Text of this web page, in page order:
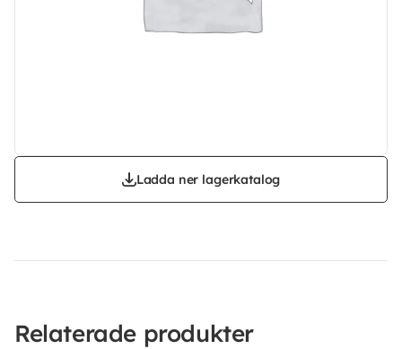
Ladda ner lagerkatalog
Relaterade produkter